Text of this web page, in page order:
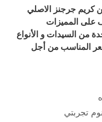
كريم جرجنز الاصلي
على المميزات
من السيدات و الأنواع
المناسب من أجل
تجربتي